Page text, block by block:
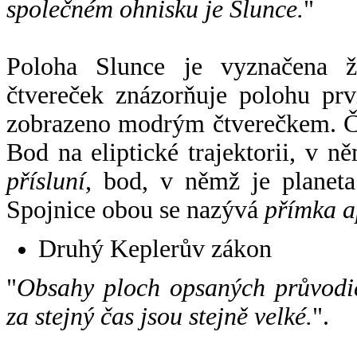
společném ohnisku je Slunce."
Poloha Slunce je vyznačena
čtvereček znázorňuje polohu
zobrazeno modrým čtverečkem.
Bod na eliptické trajektorii, v
přísluní, bod, v němž je
Spojnice obou se nazývá přímka
Druhý Keplerův zákon
"Obsahy ploch opsaných
za stejný čas jsou stejně velké.".